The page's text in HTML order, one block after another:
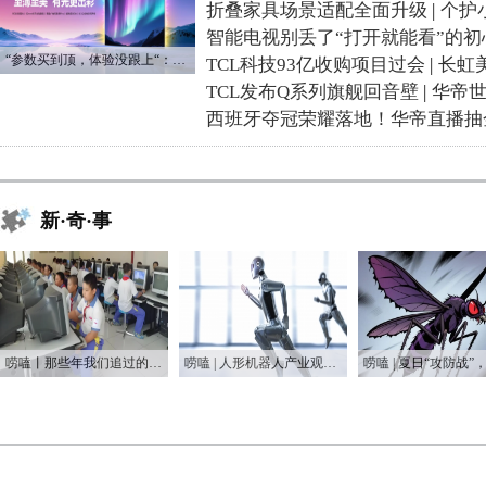
“参数买到顶，体验没跟上“：长虹追光Q70S给高端电视打了个样
折叠家具场景适配全面升级 | 个护
智能电视别丢了“打开就能看”的初
TCL科技93亿收购项目过会 | 长虹
TCL发布Q系列旗舰回音壁 | 华帝
西班牙夺冠荣耀落地！华帝直播
新·奇·事
唠嗑丨那些年我们追过的“屏保”：从CRT到OLED的时代变迁 唠嗑 | 人形机器人产业观察：一场跌跌撞撞的资本狂欢